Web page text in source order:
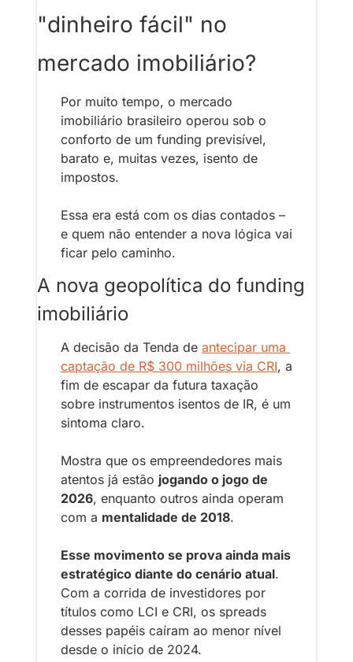
"dinheiro fácil" no
mercado imobiliário?
Por muito tempo, o mercado
imobiliário brasileiro operou sob o
conforto de um funding previsível,
barato e, muitas vezes, isento de
impostos.
Essa era está com os dias contados –
e quem não entender a nova lógica vai
ficar pelo caminho.
A nova geopolítica do funding
imobiliário
A decisão da Tenda de antecipar uma
captação de R$ 300 milhões via CRI, a
fim de escapar da futura taxação
sobre instrumentos isentos de IR, é um
sintoma claro.
Mostra que os empreendedores mais
atentos já estão jogando o jogo de
2026, enquanto outros ainda operam
com a mentalidade de 2018.
Esse movimento se prova ainda mais
estratégico diante do cenário atual.
Com a corrida de investidores por
títulos como LCI e CRI, os spreads
desses papéis caíram ao menor nível
desde o início de 2024.